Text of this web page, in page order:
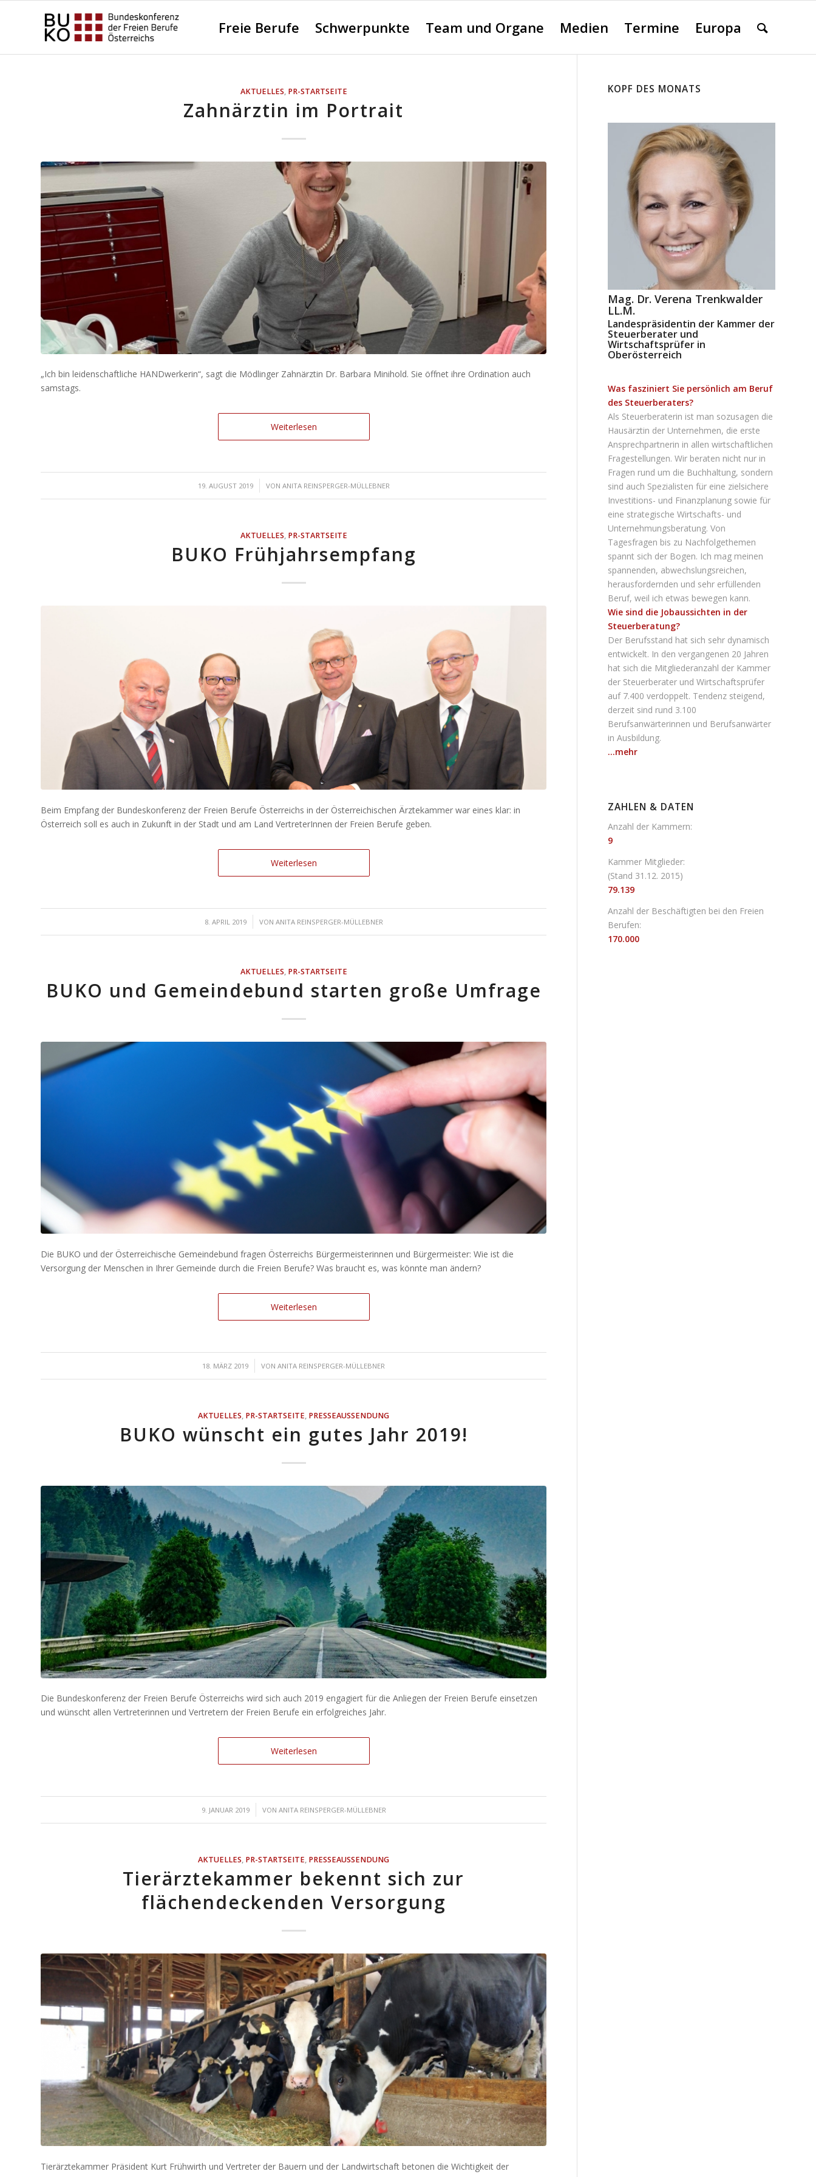
Freie Berufe Schwerpunkte Team und Organe Medien Termine Europa
AKTUELLES, PR-STARTSEITE
Zahnärztin im Portrait
„Ich bin leidenschaftliche HANDwerkerin“, sagt die Mödlinger Zahnärztin Dr. Barbara Minihold. Sie öffnet ihre Ordination auch
samstags.
Weiterlesen
19. AUGUST 2019
/ VON ANITA REINSPERGER-MÜLLEBNER
AKTUELLES, PR-STARTSEITE
BUKO Frühjahrsempfang
Beim Empfang der Bundeskonferenz der Freien Berufe Österreichs in der Österreichischen Ärztekammer war eines klar: in
Österreich soll es auch in Zukunft in der Stadt und am Land VertreterInnen der Freien Berufe geben.
Weiterlesen
8. APRIL 2019
/ VON ANITA REINSPERGER-MÜLLEBNER
AKTUELLES, PR-STARTSEITE
BUKO und Gemeindebund starten große Umfrage
Die BUKO und der Österreichische Gemeindebund fragen Österreichs Bürgermeisterinnen und Bürgermeister: Wie ist die
Versorgung der Menschen in Ihrer Gemeinde durch die Freien Berufe? Was braucht es, was könnte man ändern?
Weiterlesen
18. MÄRZ 2019
/ VONANITA REINSPERGER-MÜLLEBNER
AKTUELLES, PR-STARTSEITE, PRESSEAUSSENDUNG
BUKO wünscht ein gutes Jahr 2019!
Die Bundeskonferenz der Freien Berufe Österreichs wird sich auch 2019 engagiert für die Anliegen der Freien Berufe einsetzen
und wünscht allen Vertreterinnen und Vertretern der Freien Berufe ein erfolgreiches Jahr.
Weiterlesen
9. JANUAR 2019
/ VON ANITA REINSPERGER-MÜLLEBNER
AKTUELLES, PR-STARTSEITE, PRESSEAUSSENDUNG
Tierärztekammer bekennt sich zur
flächendeckenden Versorgung
Tierärztekammer Präsident Kurt Frühwirth und Vertreter der Bauern und der Landwirtschaft betonen die Wichtigkeit der
KOPF DES MONATS
Mag. Dr. Verena Trenkwalder
LL.M.
Landespräsidentin der Kammer der
Steuerberater und
Wirtschaftsprüfer in
Oberösterreich
Was fasziniert Sie persönlich am Beruf
des Steuerberaters?
Als Steuerberaterin ist man sozusagen die
Hausärztin der Unternehmen, die erste
Ansprechpartnerin in allen wirtschaftlichen
Fragestellungen. Wir beraten nicht nur in
Fragen rund um die Buchhaltung, sondern
sind auch Spezialisten für eine zielsichere
Investitions- und Finanzplanung sowie für
eine strategische Wirtschafts- und
Unternehmungsberatung. Von
Tagesfragen bis zu Nachfolgethemen
spannt sich der Bogen. Ich mag meinen
spannenden, abwechslungsreichen,
herausfordernden und sehr erfüllenden
Beruf, weil ich etwas bewegen kann.
Wie sind die Jobaussichten in der
Steuerberatung?
Der Berufsstand hat sich sehr dynamisch
entwickelt. In den vergangenen 20 Jahren
hat sich die Mitgliederanzahl der Kammer
der Steuerberater und Wirtschaftsprüfer
auf 7.400 verdoppelt. Tendenz steigend,
derzeit sind rund 3.100
Berufsanwärterinnen und Berufsanwärter
in Ausbildung.
...mehr
ZAHLEN & DATEN
Anzahl der Kammern:
9
Kammer Mitglieder:
(Stand 31.12. 2015)
79.139
Anzahl der Beschäftigten bei den Freien
Berufen:
170.000